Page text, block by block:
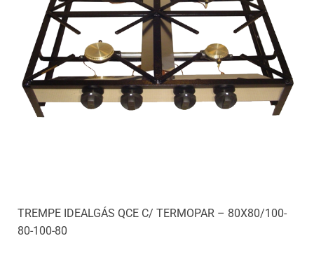
TREMPE IDEALGÁS QCE C/ TERMOPAR – 80X80/100-
80-100-80